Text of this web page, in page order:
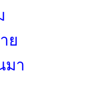
ย
มา